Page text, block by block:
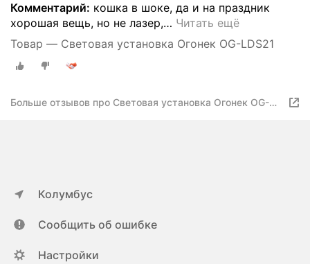
Комментарий: кошка в шоке, да и на праздник
хорошая вещь, но не лазер,… Читать ещё
Товар — Световая установка Огонек OG-LDS21
Больше отзывов про Световая установка Огонек OG-
Колумбус
Сообщить об ошибке
Настройки